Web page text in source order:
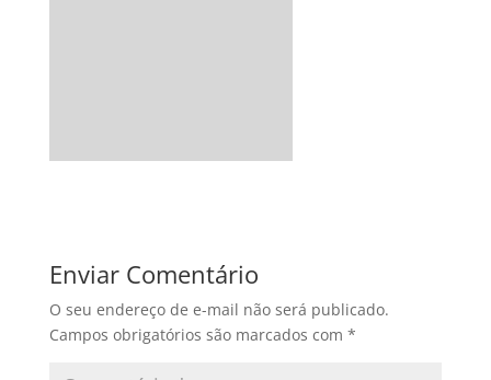
Enviar Comentário
O seu endereço de e-mail não será publicado.
Campos obrigatórios são marcados com *